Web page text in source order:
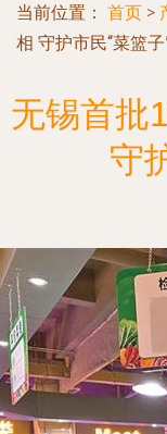
当前位置： 首页 >
相 守护市民“菜篮子
无锡首批
守